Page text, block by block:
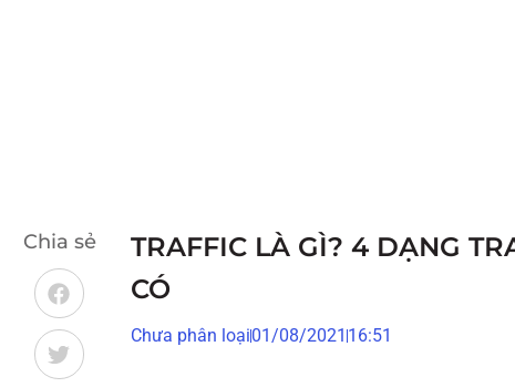
Chia sẻ
TRAFFIC LÀ GÌ? 4 DẠNG
CÓ
Chưa phân loại01/08/2021 16:51